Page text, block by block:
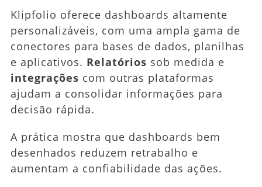
Klipfolio oferece dashboards altamente
personalizáveis, com uma ampla gama de
conectores para bases de dados, planilhas
e aplicativos. Relatórios sob medida e
integrações com outras plataformas
ajudam a consolidar informações para
decisão rápida.
A prática mostra que dashboards bem
desenhados reduzem retrabalho e
aumentam a confiabilidade das ações.